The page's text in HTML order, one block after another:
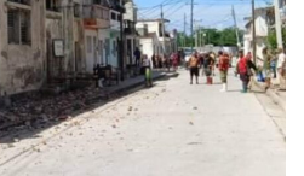
evakuisano
500.000
ljudi